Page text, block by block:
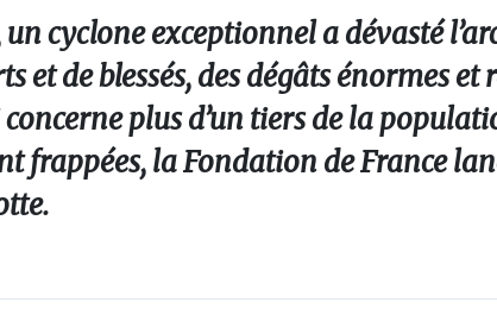
un cyclone exceptionnel a dévasté
et de blessés, des dégâts énormes
plus d’un tiers de la
frappées, la Fondation de France